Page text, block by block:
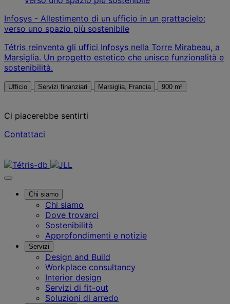
Infosys - Allestimento di un ufficio in un grattacielo:
verso uno spazio più sostenibile
Tétris reinventa gli uffici Infosys nella Torre Mirabeau, a
Marsiglia. Un progetto estetico che unisce funzionalità e
sostenibilità.
Ufficio Servizi finanziari Marsiglia, Francia 900 m²
Ci piacerebbe sentirti
Contattaci
Chi siamo
Chi siamo
Dove trovarci
Sostenibilità
Approfondimenti e notizie
Servizi
Design and Build
Workplace consultancy
Interior design
Servizi di fit-out
Soluzioni di arredo